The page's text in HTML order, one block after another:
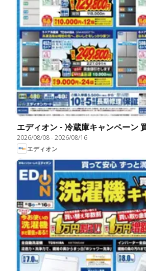
エディオン - 冷蔵庫キャンペーン
2026/08/08-2026/08/16
エディオン